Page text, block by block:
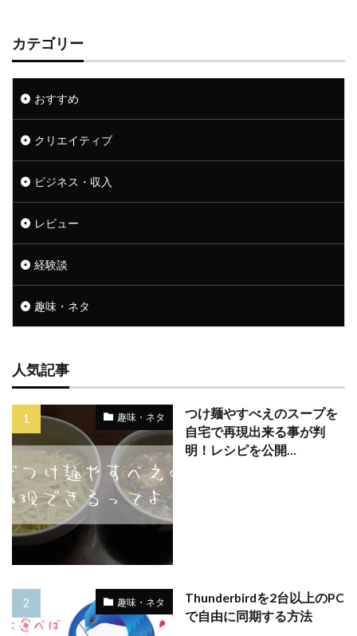
カテゴリー
おすすめ
クリエイティブ
ビジネス・収入
レビュー
経験談
趣味・ネタ
人気記事
趣味・ネタ
つけ麺やすべえのスープを
自宅で再現出来る事が判
明！レシピを公開…
趣味・ネタ
Thunderbirdを2台以上のPC
で自由に同期する方法